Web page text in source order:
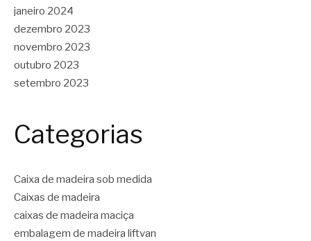
janeiro 2024
dezembro 2023
novembro 2023
outubro 2023
setembro 2023
Categorias
Caixa de madeira sob medida
Caixas de madeira
caixas de madeira maciça
embalagem de madeira liftvan